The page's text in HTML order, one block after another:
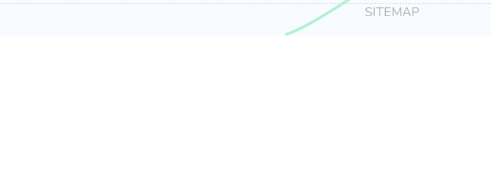
SITEMAP